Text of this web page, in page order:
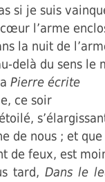
si je suis
cœur l’arme
la nuit de
delà du sens le
Pierre écrite
ce soir
de nous ; et
de feux, est
tard, Dans le